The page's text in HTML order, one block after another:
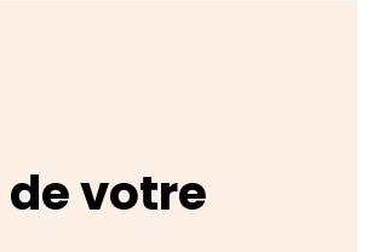
de votre